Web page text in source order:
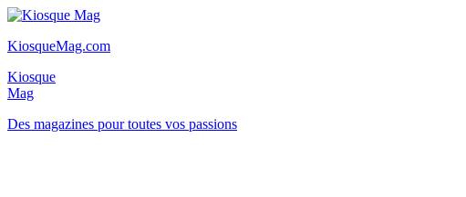
KiosqueMag.com
Kiosque
Mag
Des magazines pour toutes vos passions